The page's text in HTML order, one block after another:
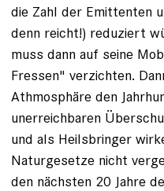
die Zahl der Emittenten
denn reicht!) reduziert
muss dann auf seine
Fressen" verzichten.
Athmosphäre den
unerreichbaren
und als Heilsbringer
Naturgesetze nicht
den nächsten 20 Jahre